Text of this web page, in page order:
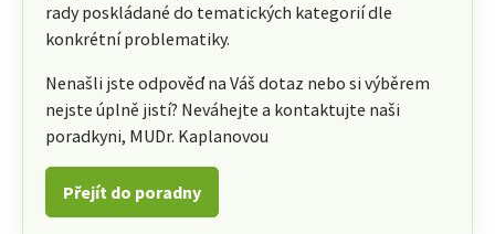
rady poskládané do tematických kategorií dle
konkrétní problematiky.
Nenašli jste odpověď na Váš dotaz nebo si výběrem
nejste úplně jistí? Neváhejte a kontaktujte naši
poradkyni, MUDr. Kaplanovou
Přejít do poradny